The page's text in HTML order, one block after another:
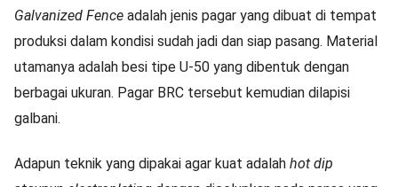
Galvanized Fence adalah jenis pagar yang dibuat di tempat
produksi dalam kondisi sudah jadi dan siap pasang. Material
utamanya adalah besi tipe U-50 yang dibentuk dengan
berbagai ukuran. Pagar BRC tersebut kemudian dilapisi
galbani.
Adapun teknik yang dipakai agar kuat adalah hot dip